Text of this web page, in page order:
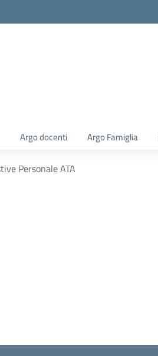
Argo docenti Argo Famiglia
Personale ATA